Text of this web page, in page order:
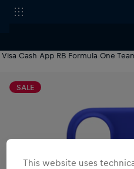
Visa Cash App RB Formula One
SALE
This website uses